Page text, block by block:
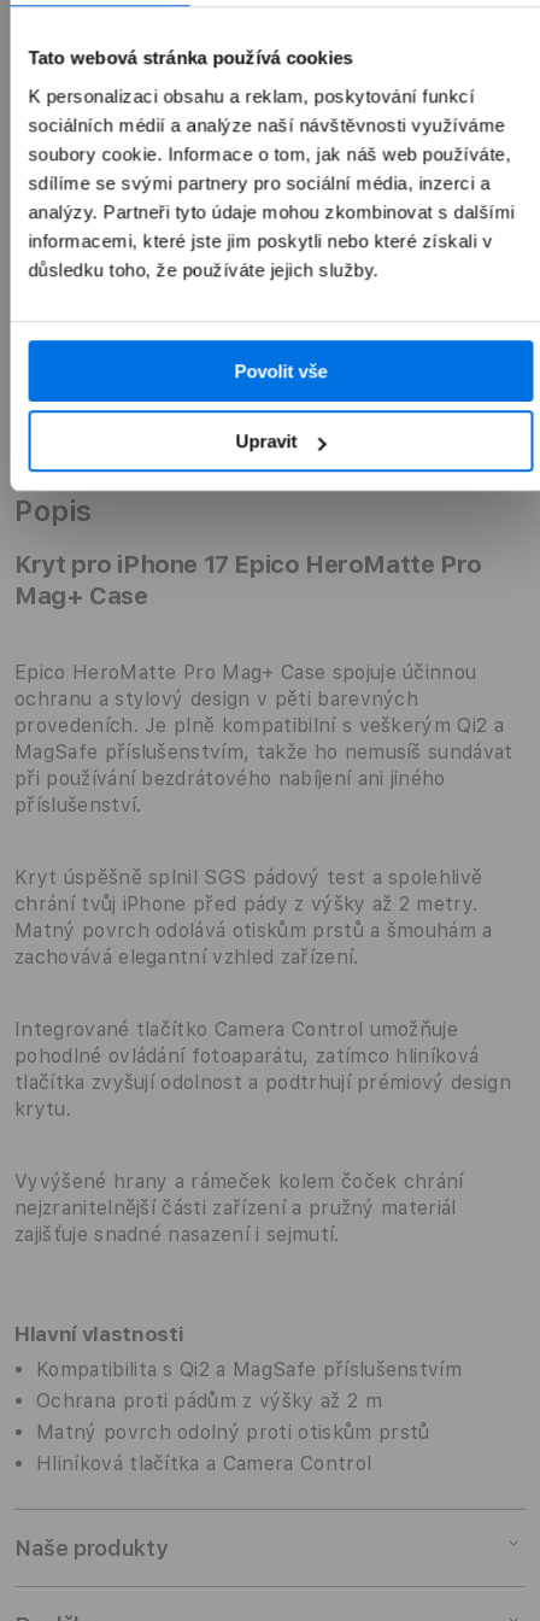
Tato webová stránka používá cookies
K personalizaci obsahu a reklam, poskytování funkcí
sociálních médií a analýze naší návštěvnosti využíváme
soubory cookie. Informace o tom, jak náš web používáte,
sdílíme se svými partnery pro sociální média, inzerci a
analýzy. Partneři tyto údaje mohou zkombinovat s dalšími
informacemi, které jste jim poskytli nebo které získali v
důsledku toho, že používáte jejich služby.
Povolit vše
Upravit
Přidat do košíku
Popis
Kryt pro iPhone 17 Epico HeroMatte Pro
Mag+ Case
Epico HeroMatte Pro Mag+ Case spojuje účinnou
ochranu a stylový design v pěti barevných
provedeních. Je plně kompatibilní s veškerým Qi2 a
MagSafe příslušenstvím, takže ho nemusíš sundávat
při používání bezdrátového nabíjení ani jiného
příslušenství.
Kryt úspěšně splnil SGS pádový test a spolehlivě
chrání tvůj iPhone před pády z výšky až 2 metry.
Matný povrch odolává otiskům prstů a šmouhám a
zachovává elegantní vzhled zařízení.
Integrované tlačítko Camera Control umožňuje
pohodlné ovládání fotoaparátu, zatímco hliníková
tlačítka zvyšují odolnost a podtrhují prémiový design
krytu.
Vyvýšené hrany a rámeček kolem čoček chrání
nejzranitelnější části zařízení a pružný materiál
zajišťuje snadné nasazení i sejmutí.
Hlavní vlastnosti
Kompatibilita s Qi2 a MagSafe příslušenstvím
Ochrana proti pádům z výšky až 2 m
Matný povrch odolný proti otiskům prstů
Hliníková tlačítka a Camera Control
Naše produkty